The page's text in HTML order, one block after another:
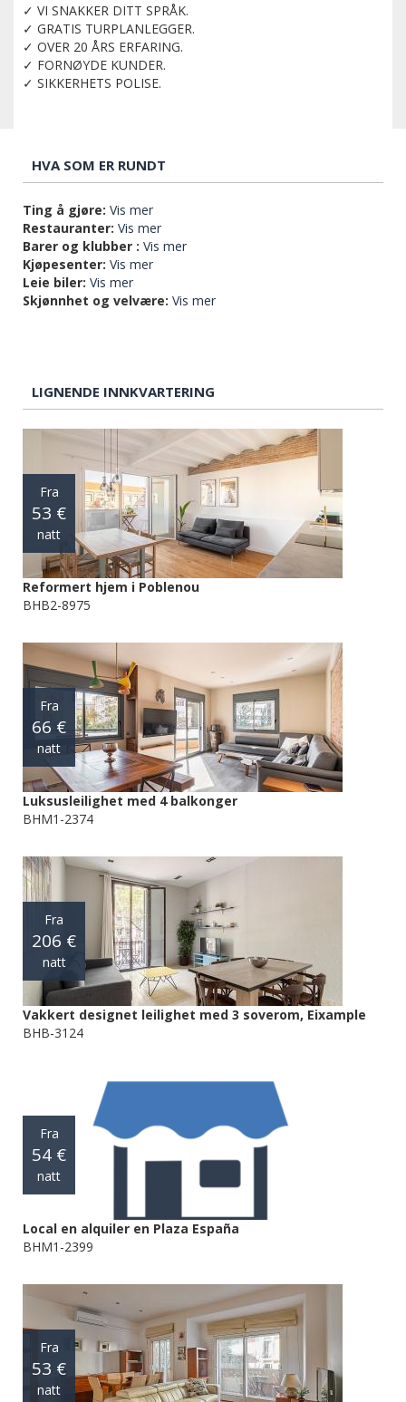
✓ VI SNAKKER DITT SPRÅK.
✓ GRATIS TURPLANLEGGER.
✓ OVER 20 ÅRS ERFARING.
✓ FORNØYDE KUNDER.
✓ SIKKERHETS POLISE.
HVA SOM ER RUNDT
Ting å gjøre: Vis mer
Restauranter: Vis mer
Barer og klubber : Vis mer
Kjøpesenter: Vis mer
Leie biler: Vis mer
Skjønnhet og velvære: Vis mer
LIGNENDE INNKVARTERING
Fra
53 €
natt
Reformert hjem i Poblenou
BHB2-8975
Fra
66 €
natt
Luksusleilighet med 4 balkonger
BHM1-2374
Fra
206 €
natt
Vakkert designet leilighet med 3 soverom, Eixample
BHB-3124
Fra
54 €
natt
Local en alquiler en Plaza España
BHM1-2399
Fra
53 €
natt